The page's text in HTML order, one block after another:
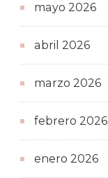
mayo 2026
abril 2026
marzo 2026
febrero 2026
enero 2026